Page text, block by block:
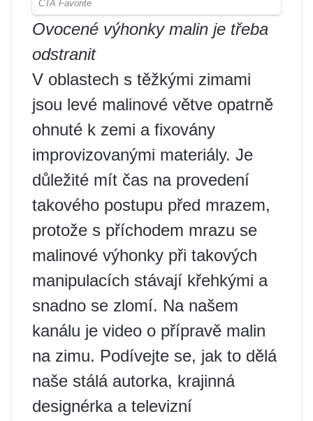
Ovocené výhonky malin je třeba
odstranit
V oblastech s těžkými zimami
jsou levé malinové větve opatrně
ohnuté k zemi a fixovány
improvizovanými materiály. Je
důležité mít čas na provedení
takového postupu před mrazem,
protože s příchodem mrazu se
malinové výhonky při takových
manipulacích stávají křehkými a
snadno se zlomí. Na našem
kanálu je video o přípravě malin
na zimu. Podívejte se, jak to dělá
naše stálá autorka, krajinná
designérka a televizní